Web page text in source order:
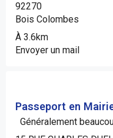
92270
Bois Colombes
À 3.6km
Envoyer un mail
Passeport en
Généralement